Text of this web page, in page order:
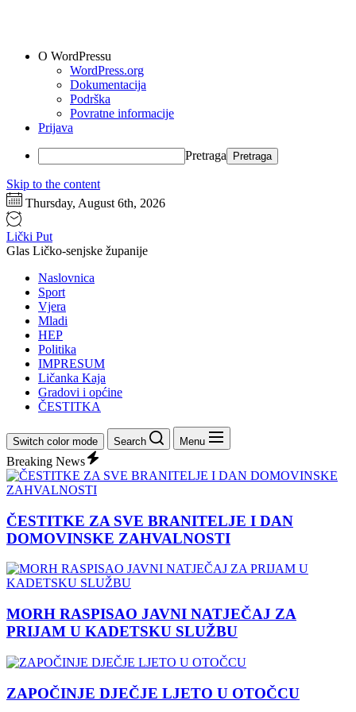
O WordPressu
WordPress.org
Dokumentacija
Podrška
Povratne informacije
Prijava
Pretraga
Skip to the content
Thursday, August 6th, 2026
Lički Put
Glas Ličko-senjske županije
Naslovnica
Sport
Vjera
Mladi
HEP
Politika
IMPRESUM
Ličanka Kaja
Gradovi i općine
ČESTITKA
Switch color mode Search Menu
Breaking News
ČESTITKE ZA SVE BRANITELJE I DAN
DOMOVINSKE ZAHVALNOSTI
MORH RASPISAO JAVNI NATJEČAJ ZA
PRIJAM U KADETSKU SLUŽBU
ZAPOČINJE DJEČJE LJETO U OTOČCU